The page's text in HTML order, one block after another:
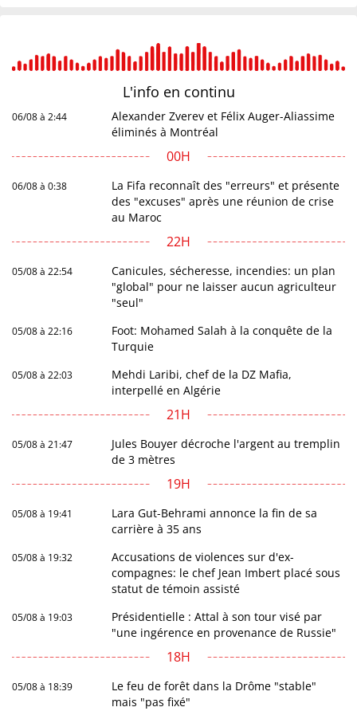
L'info en continu
06/08 à 2:44
Alexander Zverev et Félix Auger-Aliassime
éliminés à Montréal
00H
06/08 à 0:38
La Fifa reconnaît des "erreurs" et présente
des "excuses" après une réunion de crise
au Maroc
22H
05/08 à 22:54
Canicules, sécheresse, incendies: un plan
"global" pour ne laisser aucun agriculteur
"seul"
05/08 à 22:16
Foot: Mohamed Salah à la conquête de la
Turquie
05/08 à 22:03
Mehdi Laribi, chef de la DZ Mafia,
interpellé en Algérie
21H
05/08 à 21:47
Jules Bouyer décroche l'argent au tremplin
de 3 mètres
19H
05/08 à 19:41
Lara Gut-Behrami annonce la fin de sa
carrière à 35 ans
05/08 à 19:32
Accusations de violences sur d'ex-
compagnes: le chef Jean Imbert placé sous
statut de témoin assisté
05/08 à 19:03
Présidentielle : Attal à son tour visé par
"une ingérence en provenance de Russie"
18H
05/08 à 18:39
Le feu de forêt dans la Drôme "stable"
mais "pas fixé"